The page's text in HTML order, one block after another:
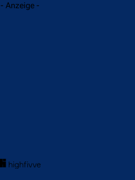
- Anzeige -